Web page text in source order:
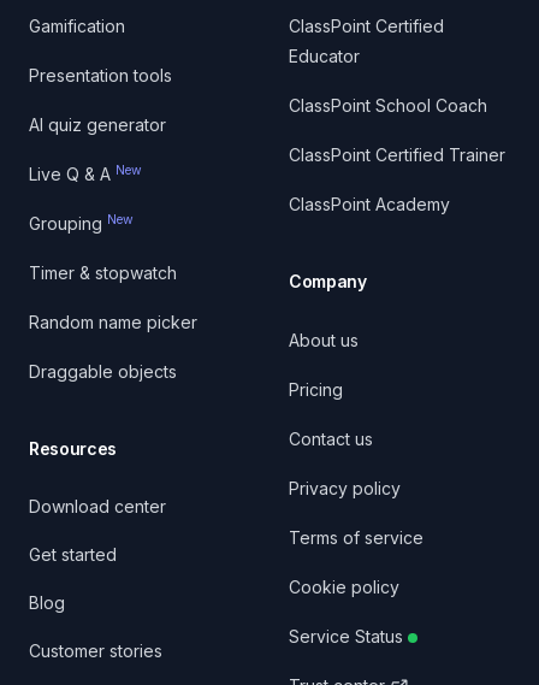
Gamification
Presentation tools
AI quiz generator
Live Q & A New
Grouping New
Timer & stopwatch
Random name picker
Draggable objects
Resources
Download center
Get started
Blog
Customer stories
ClassPoint Certified
Educator
ClassPoint School Coach
ClassPoint Certified Trainer
ClassPoint Academy
Company
About us
Pricing
Contact us
Privacy policy
Terms of service
Cookie policy
Service Status